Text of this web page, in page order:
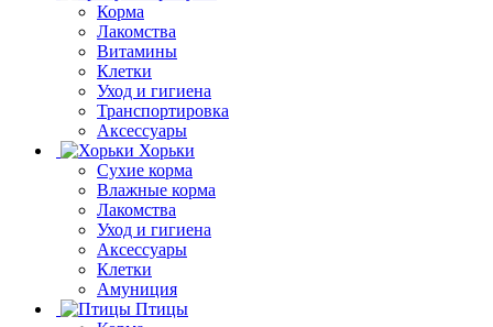
Корма
Лакомства
Витамины
Клетки
Уход и гигиена
Транспортировка
Аксессуары
Хорьки
Сухие корма
Влажные корма
Лакомства
Уход и гигиена
Аксессуары
Клетки
Амуниция
Птицы